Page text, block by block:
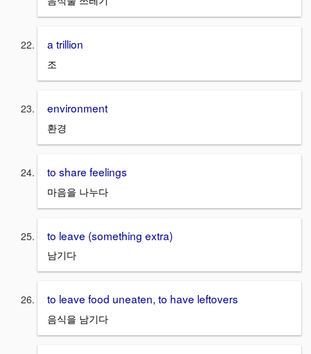
a trillion
조
environment
환경
to share feelings
마음을 나누다
to leave (something extra)
남기다
to leave food uneaten, to have leftovers
음식을 남기다